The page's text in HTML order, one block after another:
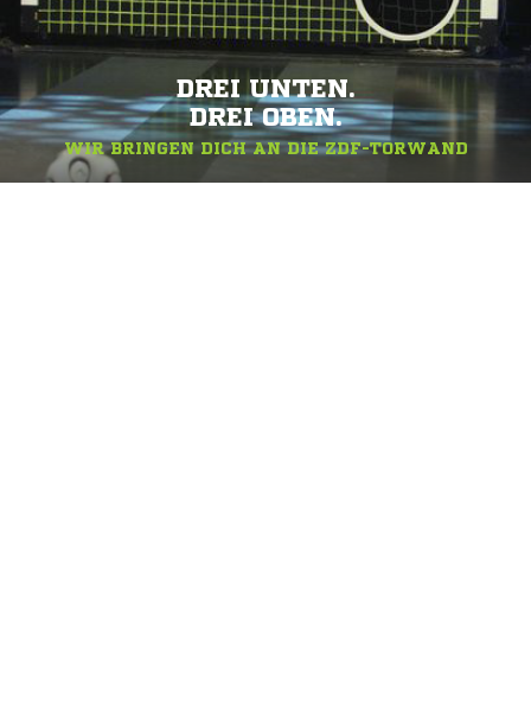
DREI UNTEN.
DREI OBEN.
WIR BRINGEN DICH AN DIE ZDF-TORWAND